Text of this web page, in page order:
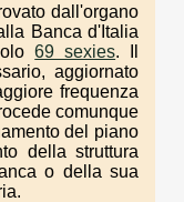
dall'organo
Banca d'Italia
69 sexies. Il
aggiornato
frequenza
comunque
del piano
della struttura
o della sua